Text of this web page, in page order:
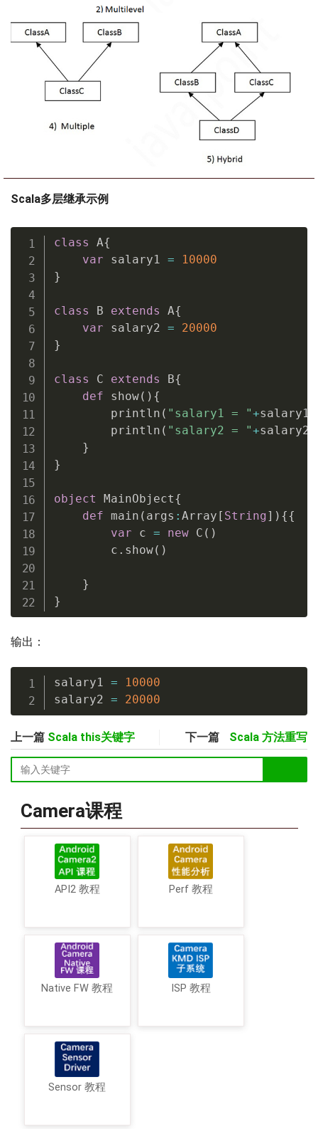
Scala多层继承示例
class A{
var salary1 =
10000
}
class B extends A{
var salary2 =
20000
}
class C extends B{
def show( ) {
        println
( "salary1 = "+salary1
        println
( "salary2 = "+salary2
}
}
object MainObject{
def main ( args : Array [ String] ) {{
var c = new C ( )
        c
. show( )
}
}
输出：
salary1 =
10000
salary2 = 20000
上一篇 Scala this关键字 下一篇 Scala 方法重写
Camera课程
API2 教程 Perf 教程
Native FW 教程 ISP 教程
Sensor 教程